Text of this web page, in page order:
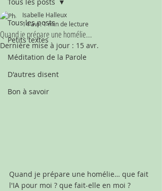
Tous les posts
Petits textes
Méditation de la Parole
D'autres disent
Bon à savoir
Quand je prépare une homélie...
Isabelle Halleux
14 avr. 1 min de lecture
Dernière mise à jour : 15 avr.
Quand je prépare une homélie… que fait
l'IA pour moi ? que fait-elle en moi ?